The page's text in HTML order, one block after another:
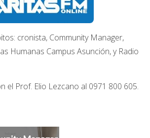
cronista, Community Manager,
Humanas Campus Asunción, y Radio
el Prof. Elio Lezcano al 0971 800 605.